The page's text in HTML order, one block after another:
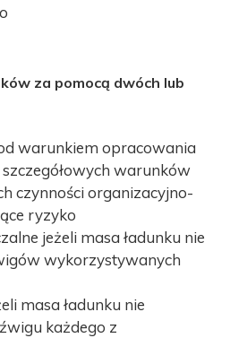
za pomocą dwóch lub
warunkiem opracowania
warunków
czynności organizacyjno-
ryzyko
jeżeli masa ładunku nie
wykorzystywanych
masa ładunku nie
każdego z